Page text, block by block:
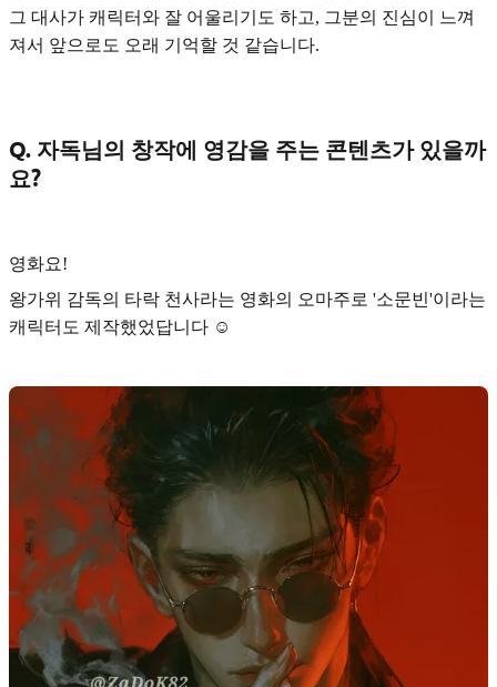
그 대사가 캐릭터와 잘 어울리기도 하고, 그분의 진심이 느껴
져서 앞으로도 오래 기억할 것 같습니다.
Q. 자독님의 창작에 영감을 주는 콘텐츠가 있을까
요?
영화요!
왕가위 감독의 타락 천사라는 영화의 오마주로 '소문빈'이라는
캐릭터도 제작했었답니다 ☺️